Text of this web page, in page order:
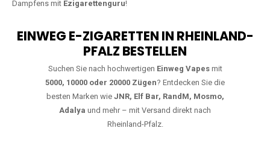
Dampfens mit Ezigarettenguru!
EINWEG E-ZIGARETTEN IN RHEINLAND-
PFALZ BESTELLEN
Suchen Sie nach hochwertigen Einweg Vapes mit
5000, 10000 oder 20000 Zügen ? Entdecken Sie die
besten Marken wie JNR, Elf Bar, RandM, Mosmo,
Adalya und mehr – mit Versand direkt nach
Rheinland-Pfalz.